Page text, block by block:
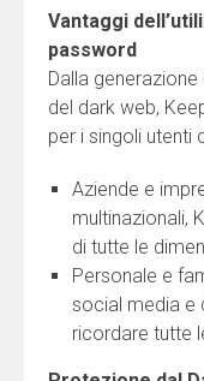
Vantaggi
password
Dalla
del dark web,
per i singoli utenti
Aziende e
multinazionali,
di tutte le
Personale e
social media e
ricordare tutte